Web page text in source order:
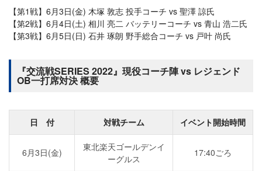
【第1戦】6月3日(金) 木塚 敦志 投手コーチ vs 聖澤 諒氏
【第2戦】6月4日(土) 相川 亮二 バッテリーコーチ vs 青山 浩二氏
【第3戦】6月5日(日) 石井 琢朗 野手総合コーチ vs 戸叶 尚氏
『交流戦SERIES 2022』現役コーチ陣 vs レジェンド
OB一打席対決 概要
日 付 対戦チーム イベント開始時間
6月3日(金)
東北楽天ゴールデンイ
ーグルス
17:40ごろ